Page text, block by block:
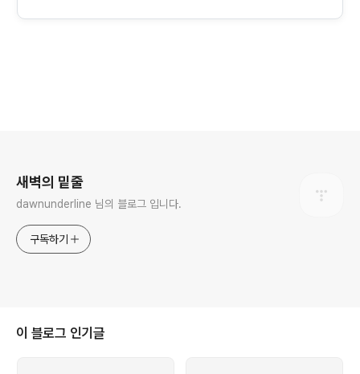
새벽의 밑줄
dawnunderline 님의 블로그 입니다.
구독하기
이 블로그 인기글